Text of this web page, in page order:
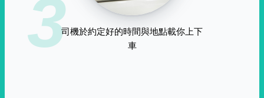
3司機於約定好的時間與地點載你上下
車